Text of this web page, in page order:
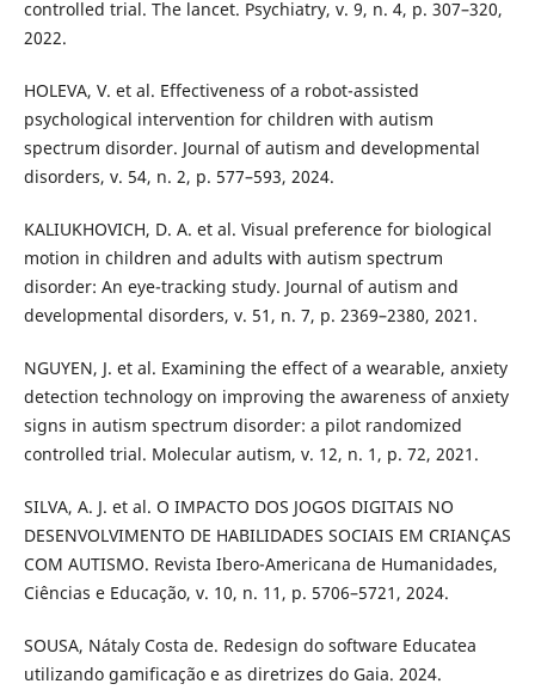
controlled trial. The lancet. Psychiatry, v. 9, n. 4, p. 307–320,
2022.
HOLEVA, V. et al. Effectiveness of a robot-assisted
psychological intervention for children with autism
spectrum disorder. Journal of autism and developmental
disorders, v. 54, n. 2, p. 577–593, 2024.
KALIUKHOVICH, D. A. et al. Visual preference for biological
motion in children and adults with autism spectrum
disorder: An eye-tracking study. Journal of autism and
developmental disorders, v. 51, n. 7, p. 2369–2380, 2021.
NGUYEN, J. et al. Examining the effect of a wearable, anxiety
detection technology on improving the awareness of anxiety
signs in autism spectrum disorder: a pilot randomized
controlled trial. Molecular autism, v. 12, n. 1, p. 72, 2021.
SILVA, A. J. et al. O IMPACTO DOS JOGOS DIGITAIS NO
DESENVOLVIMENTO DE HABILIDADES SOCIAIS EM CRIANÇAS
COM AUTISMO. Revista Ibero-Americana de Humanidades,
Ciências e Educação, v. 10, n. 11, p. 5706–5721, 2024.
SOUSA, Nátaly Costa de. Redesign do software Educatea
utilizando gamificação e as diretrizes do Gaia. 2024.